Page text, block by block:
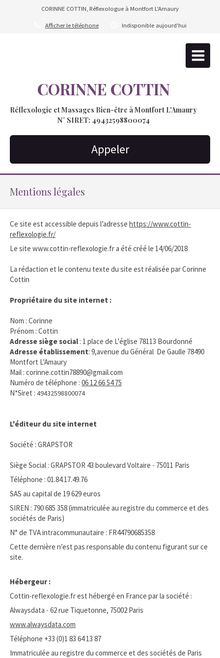
CORINNE COTTIN, Réflexologue à Montfort L'Amaury
Afficher le téléphone Indisponible aujourd'hui
CORINNE COTTIN
Réflexologie et Massages Bien-être à Montfort L'Amaury
N° SIRET: 49432598800074
Appeler
Mentions légales
Ce site est accessible depuis l’adresse https://www.cottin-
reflexologie.fr/​
Le site www.cottin-reflexologie.fr a été créé le 14/06/2018
La rédaction et le contenu texte du site est réalisée par Corinne
Cottin
Propriétaire du site internet :
Nom : Corinne
Prénom : Cottin
Adresse siège social : 1 place de L'église 78113 Bourdonné
Adresse établissement: 9,avenue du Général De Gaulle 78490
Montfort L'Amaury
Mail : corinne.cottin78890@gmail.com
Numéro de téléphone : 06 12 66 54 75
N*Siret : 49432598800074
L'éditeur du site internet
Société : GRAPSTOR
Siège Social : GRAPSTOR 43 boulevard Voltaire - 75011 Paris
Téléphone : 01.84.17.49.76
SAS au capital de 19 629 euros
SIREN : 790 685 358 (immatriculée au registre du commerce et des
sociétés de Paris)
N° de TVA intracommunautaire : FR44790685358
Cette dernière n’est pas responsable du contenu figurant sur ce
site.
Hébergeur :
Cottin-reflexologie.fr est hébergé en France par la société :
Alwaysdata - 62 rue Tiquetonne, 75002 Paris
www.alwaysdata.com
Téléphone +33 (0)1 83 64 13 87
Immatriculée au registre du commerce et des sociétés de Paris